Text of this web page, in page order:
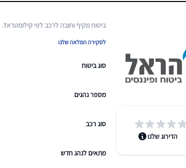
הדירוג שלנו
ביטוח מקיף וחובה לרכב לפי ​קילומטראז'.
לסקירה המלאה שלנו
סוג ביטוח
מספר נהגים
סוג רכב
מתאים לנהג חדש